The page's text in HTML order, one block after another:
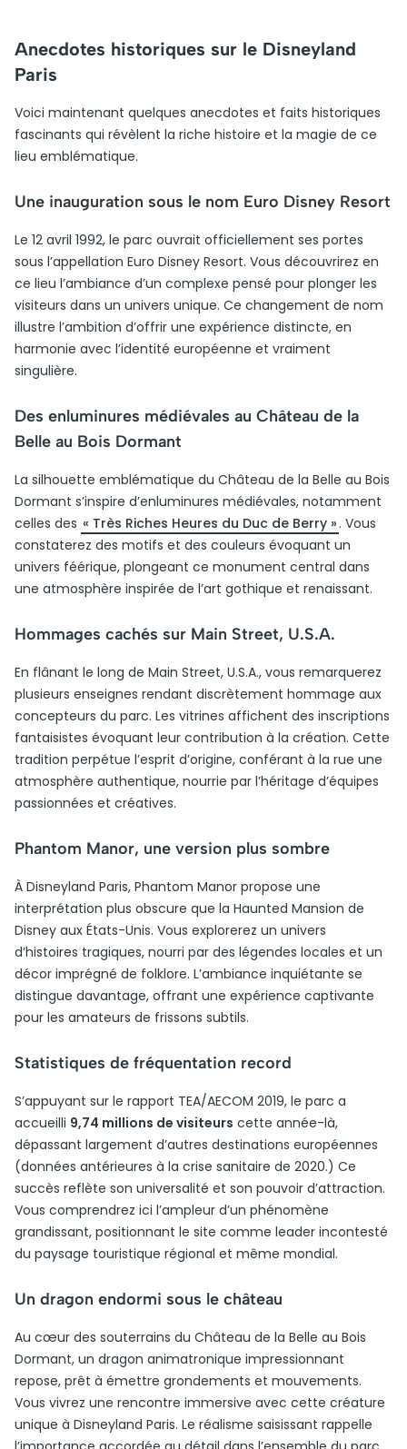
Anecdotes historiques sur le Disneyland
Paris
Voici maintenant quelques anecdotes et faits historiques
fascinants qui révèlent la riche histoire et la magie de ce
lieu emblématique.
Une inauguration sous le nom Euro Disney Resort
Le 12 avril 1992, le parc ouvrait officiellement ses portes
sous l’appellation Euro Disney Resort. Vous découvrirez en
ce lieu l’ambiance d’un complexe pensé pour plonger les
visiteurs dans un univers unique. Ce changement de nom
illustre l’ambition d’offrir une expérience distincte, en
harmonie avec l’identité européenne et vraiment
singulière.
Des enluminures médiévales au Château de la
Belle au Bois Dormant
La silhouette emblématique du Château de la Belle au Bois
Dormant s’inspire d’enluminures médiévales, notamment
celles des « Très Riches Heures du Duc de Berry » . Vous
constaterez des motifs et des couleurs évoquant un
univers féérique, plongeant ce monument central dans
une atmosphère inspirée de l’art gothique et renaissant.
Hommages cachés sur Main Street, U.S.A.
En flânant le long de Main Street, U.S.A., vous remarquerez
plusieurs enseignes rendant discrètement hommage aux
concepteurs du parc. Les vitrines affichent des inscriptions
fantaisistes évoquant leur contribution à la création. Cette
tradition perpétue l’esprit d’origine, conférant à la rue une
atmosphère authentique, nourrie par l’héritage d’équipes
passionnées et créatives.
Phantom Manor, une version plus sombre
À Disneyland Paris, Phantom Manor propose une
interprétation plus obscure que la Haunted Mansion de
Disney aux États-Unis. Vous explorerez un univers
d’histoires tragiques, nourri par des légendes locales et un
décor imprégné de folklore. L’ambiance inquiétante se
distingue davantage, offrant une expérience captivante
pour les amateurs de frissons subtils.
Statistiques de fréquentation record
S’appuyant sur le rapport TEA/AECOM 2019, le parc a
accueilli 9,74 millions de visiteurs cette année-là,
dépassant largement d’autres destinations européennes
(données antérieures à la crise sanitaire de 2020.) Ce
succès reflète son universalité et son pouvoir d’attraction.
Vous comprendrez ici l’ampleur d’un phénomène
grandissant, positionnant le site comme leader incontesté
du paysage touristique régional et même mondial.
Un dragon endormi sous le château
Au cœur des souterrains du Château de la Belle au Bois
Dormant, un dragon animatronique impressionnant
repose, prêt à émettre grondements et mouvements.
Vous vivrez une rencontre immersive avec cette créature
unique à Disneyland Paris. Le réalisme saisissant rappelle